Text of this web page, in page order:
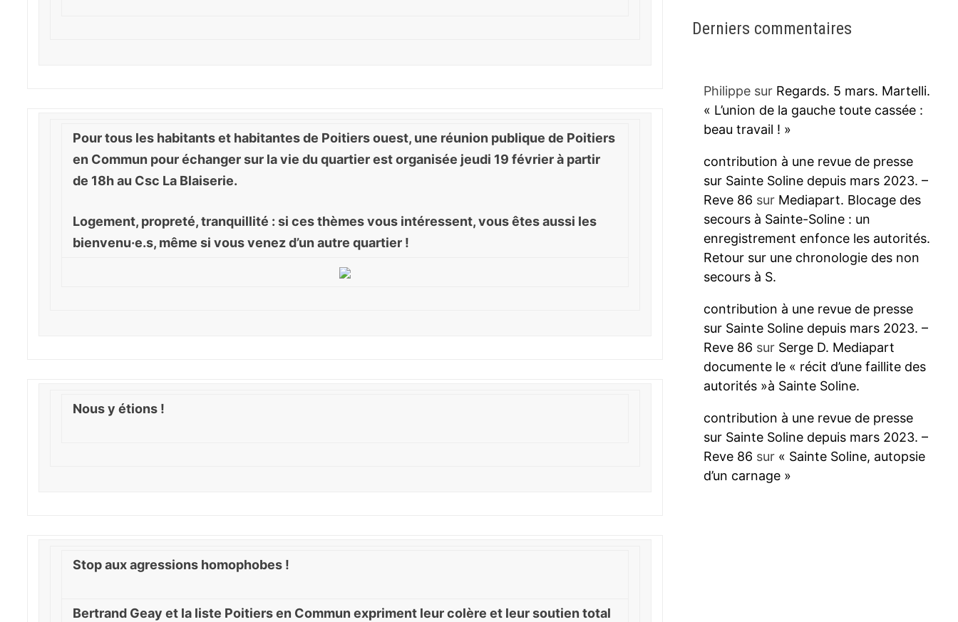
Pour tous les habitants et habitantes de Poitiers ouest, une réunion publique de Poitiers
en Commun pour échanger sur la vie du quartier est organisée jeudi 19 février à partir
de 18h au Csc La Blaiserie.
Logement, propreté, tranquillité : si ces thèmes vous intéressent, vous êtes aussi les
bienvenu·e.s, même si vous venez d’un autre quartier !
Nous y étions !
Stop aux agressions homophobes !
Bertrand Geay et la liste Poitiers en Commun expriment leur colère et leur soutien total
Derniers commentaires
Philippesur Regards. 5 mars. Martelli.
« L’union de la gauche toute cassée :
beau travail ! »
contribution à une revue de presse
sur Sainte Soline depuis mars 2023. –
Reve 86 sur Mediapart. Blocage des
secours à Sainte-Soline : un
enregistrement enfonce les autorités.
Retour sur une chronologie des non
secours à S.
contribution à une revue de presse
sur Sainte Soline depuis mars 2023. –
Reve 86 sur Serge D. Mediapart
documente le « récit d’une faillite des
autorités »à Sainte Soline.
contribution à une revue de presse
sur Sainte Soline depuis mars 2023. –
Reve 86 sur « Sainte Soline, autopsie
d’un carnage »